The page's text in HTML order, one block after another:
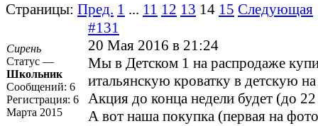
Страницы: Пред. 1 ... 11 12 13 14 15 Следующая
Сирень
Статус —
Школьник
Сообщений: 6
Регистрация: 6
Марта 2015
#131
20 Мая 2016 в 21:24
Мы в Детском 1 на распродаже
итальянскую кроватку в детскую
Акция до конца недели будет (до
А вот наша покупка (первая на